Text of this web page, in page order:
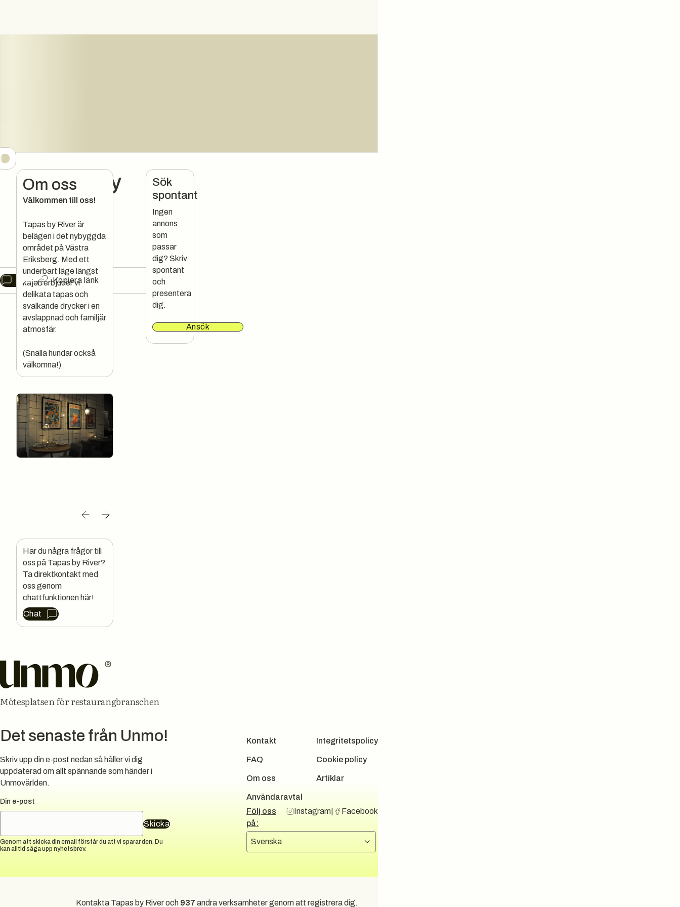
Kontakta Tapas by River och 937 andra verksamheter genom att registrera dig.
Tapas by
River
Tastiest tapas in town!
TAPAS SPANSKT
Chat Kopiera länk
Om oss
Välkommen till oss!
Tapas by River är
belägen i det nybyggda
området på Västra
Eriksberg. Med ett
underbart läge längst
kajen erbjuder vi
delikata tapas och
svalkande drycker i en
avslappnad och familjär
atmosfär.
(Snälla hundar också
välkomna!)
Har du några frågor till
oss på Tapas by River?
Ta direktkontakt med
oss genom
chattfunktionen här!
Chat
Sök
spontant
Ingen
annons
som
passar
dig? Skriv
spontant
och
presentera
dig.
Ansök
Mötesplatsen för restaurangbranschen
Det senaste från Unmo!
Skriv upp din e-post nedan så håller vi dig
uppdaterad om allt spännande som händer i
Unmovärlden.
Din e-post
Skicka
Genom att skicka din email förstår du att vi sparar den. Du
kan alltid säga upp nyhetsbrev.
Kontakt
FAQ
Om oss
Användaravtal
Integritetspolicy
Cookie policy
Artiklar
Följ oss
på:
Instagram Facebook
Välj språk
Svenska